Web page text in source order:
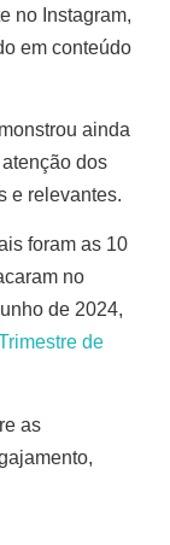
no Instagram,
em conteúdo
ainda
dos
e relevantes.
foram as 10
no
de 2024,
de
as